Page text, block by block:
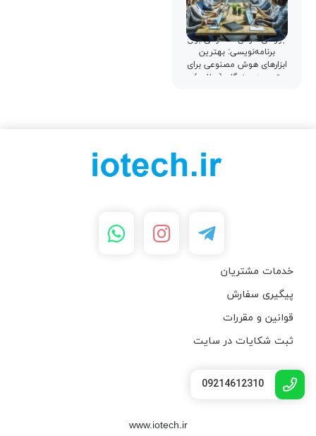
ابزارهای هوش مصنوعی برای
برنامه‌نویسی: بهترین
ابزارهای هوش مصنوعی برای
توسعه‌دهندگان (مطلب)
خدمات مشتریان
پیگیری سفارش
قوانین و مقررات
ثبت شکایات در سایت
09214612310
www.iotech.ir